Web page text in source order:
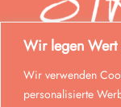
Wir legen Wert
Wir verwenden
personalisierte